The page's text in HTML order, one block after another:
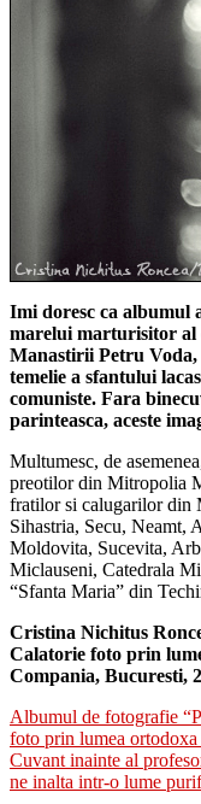
Imi doresc ca albumul
marelui marturisitor al
Manastirii Petru Voda,
temelie a sfantului
comuniste. Fara
parinteasca, aceste
Multumesc, de
preotilor din Mitropolia
fratilor si calugarilor din
Sihastria, Secu, Neamt,
Moldovita, Sucevita,
Miclauseni, Catedrala
“Sfanta Maria” din
Cristina Nichitus
Calatorie foto prin
Compania, Bucuresti,
Albumul de fotografie
foto prin lumea ortodoxa
Cuvant inainte al
ne inalta intr-o lume